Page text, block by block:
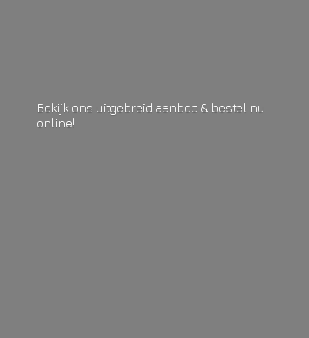
Bekijk ons uitgebreid aanbod & bestel nu
online!